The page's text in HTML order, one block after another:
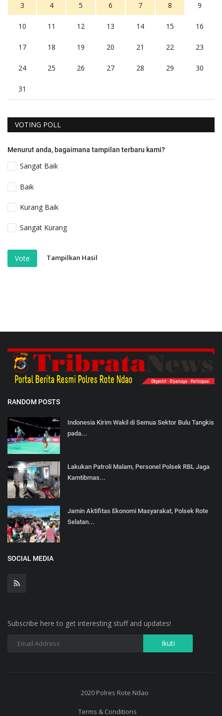
3 4 5 6 7 8 9
10 11 12 13 14 15 16
17 18 19 20 21 22 23
24 25 26 27 28 29 30
31
VOTING POLL
Menurut anda, bagaimana tampilan terbaru kami?
Sangat Baik
Baik
Kurang Baik
Sangat Kurang
Vote Tampilkan Hasil
RANDOM POSTS
Indonesia Kirim Wakil di Semua Sektor Bulu Tangkis
pada...
Lakukan Patroli Malam, Personel Polsek RBL Jaga
Kamtibmas...
Jamin Aktifitas Ekonomi Masyarakat, Polsek Rote
Selatan...
SOCIAL MEDIA
Subscribe here to get interesting stuff and updates!
2020 Polres Rote Ndao
Terms & Conditions